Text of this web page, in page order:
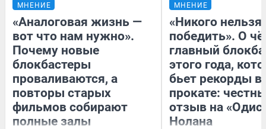
МНЕНИЕ
«Аналоговая жизнь —
вот что нам нужно».
Почему новые
блокбастеры
проваливаются, а
повторы старых
фильмов собирают
полные залы
МНЕНИЕ
«Никого нельзя
победить». О
главный
этого года,
бьет рекорды в
прокате:
отзыв на
Нолана